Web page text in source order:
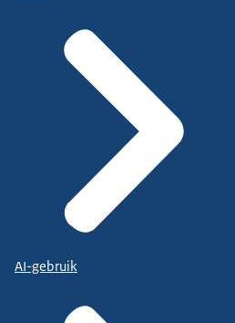
AI-gebruik